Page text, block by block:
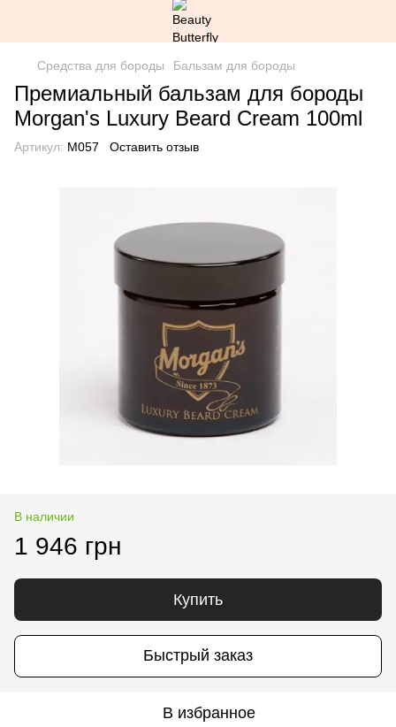
Средства для бороды Бальзам для бороды
Премиальный бальзам для бороды
Morgan's Luxury Beard Cream 100ml
Артикул: M057 Оставить отзыв
В наличии
1 946 грн
Купить
Быстрый заказ
В избранное